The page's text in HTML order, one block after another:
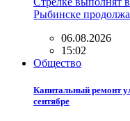
Рыбинске
06.08.2026
15:02
Общество
Капитальный ремонт
сентябре